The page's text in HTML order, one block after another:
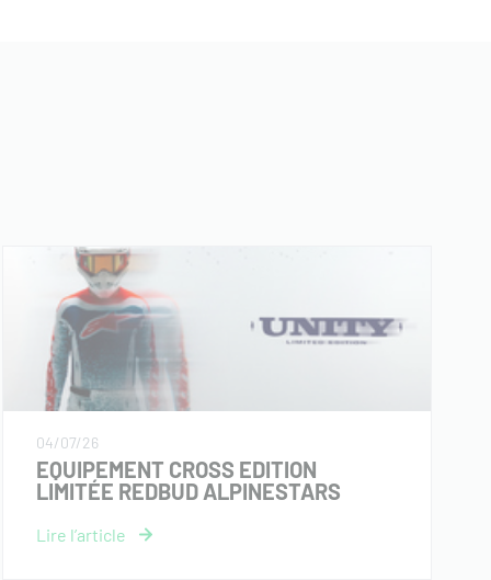
04/07/26
EQUIPEMENT CROSS EDITION
LIMITÉE REDBUD ALPINESTARS